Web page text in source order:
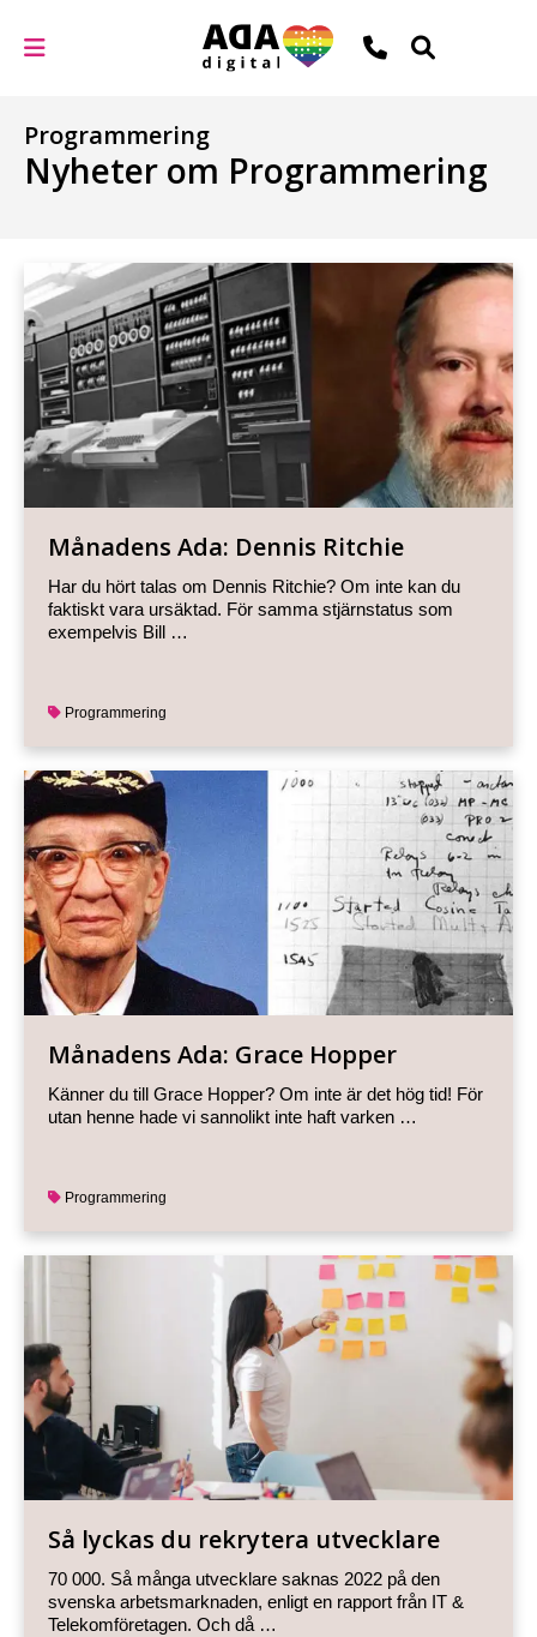
Programmering
Nyheter om Programmering
Månadens Ada: Dennis Ritchie
Har du hört talas om Dennis Ritchie? Om inte kan du
faktiskt vara ursäktad. För samma stjärnstatus som
exempelvis Bill …
Programmering
Månadens Ada: Grace Hopper
Känner du till Grace Hopper? Om inte är det hög tid! För
utan henne hade vi sannolikt inte haft varken …
Programmering
Så lyckas du rekrytera utvecklare
70 000. Så många utvecklare saknas 2022 på den
svenska arbetsmarknaden, enligt en rapport från IT &
Telekomföretagen. Och då …